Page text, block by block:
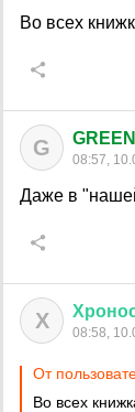
Во всех
G 08:57,
Даже в
Х 08:58,
От
Во всех